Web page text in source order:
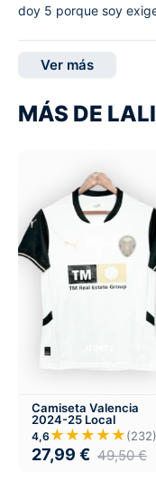
doy 5 porque soy
Ver más
MÁS DE
Camiseta Valencia
2024-25 Local
4,6 ★★★★★(232)
27,99 € 49,50€